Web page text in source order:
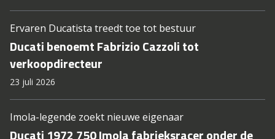
Ervaren Ducatista treedt toe tot bestuur
Ducati benoemt Fabrizio Cazzoli tot
verkoopdirecteur
23 juli 2026
Imola-legende zoekt nieuwe eigenaar